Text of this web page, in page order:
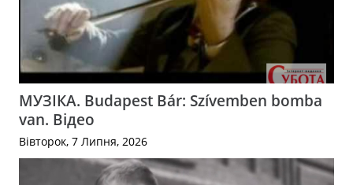
МУЗІКА. Budapest Bár: Szívemben bomba
van. Відео
Вівторок, 7 Липня, 2026